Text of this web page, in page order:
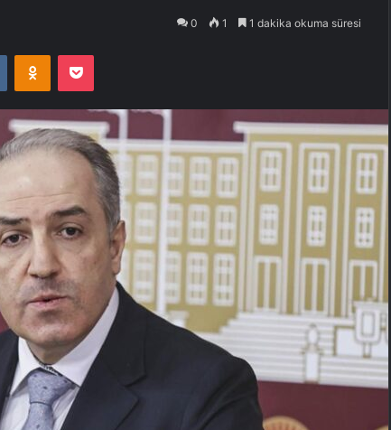
0 1 1 dakika okuma süresi
VKontakteOdnoklassniki
Pocket